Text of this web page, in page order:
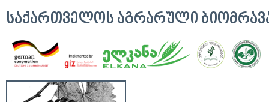
ᲡᲐᲥᲐᲠᲗᲕᲔᲚᲝᲡ ᲐᲒᲠᲐᲠᲣᲚᲘ